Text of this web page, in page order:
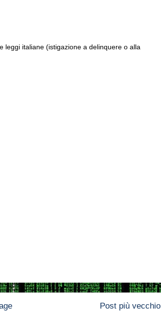
leggi italiane (istigazione a delinquere o alla
Post più vecchio